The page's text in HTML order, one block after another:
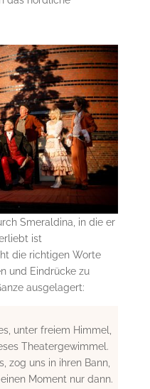
Smeraldina, in die er
ist
die richtigen Worte
und Eindrücke zu
ausgelagert:
unter freiem Himmel,
Theatergewimmel.
zog uns in ihren Bann,
Moment nur dann.